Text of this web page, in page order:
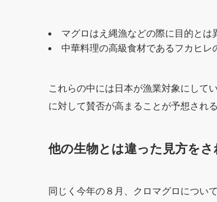
マグロはえ縄漁などの際に目的とは
中華料理の高級食材であるフカヒレ
これらの中には日本が漁業対象にして
に対して賛否が高まることが予想される
他の生物とは違った見方をさ
同じく今年の８月、クロマグロについ